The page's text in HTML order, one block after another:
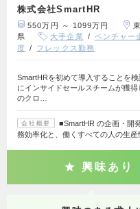
株式会社SmartHR
550万円 ～ 1099万円
県
大手企業 ベンチャー
度
フレックス勤務
SmartHRを初めて導入することを
にインサイドセールスチームが獲
のクロ…
会社概要
■SmartHR の企画・開
務効率化と、働くすべての人の生産
興味あり